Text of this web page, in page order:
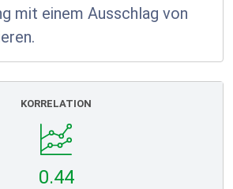
mit einem Ausschlag von
KORRELATION
0.44